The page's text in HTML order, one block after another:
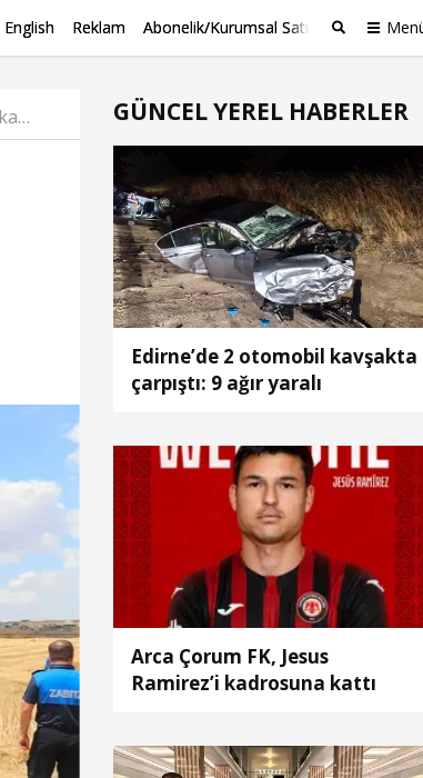
English Reklam Abonelik/Kurumsal Satış
Marmaraereğlisi'nde kaçak yapılar yıkıldı, konteynerler kaldırıldı GÜNCEL YEREL HABERLER
Edirne’de 2 otomobil kavşakta
çarpıştı: 9 ağır yaralı
Arca Çorum FK, Jesus
Ramirez’i kadrosuna kattı